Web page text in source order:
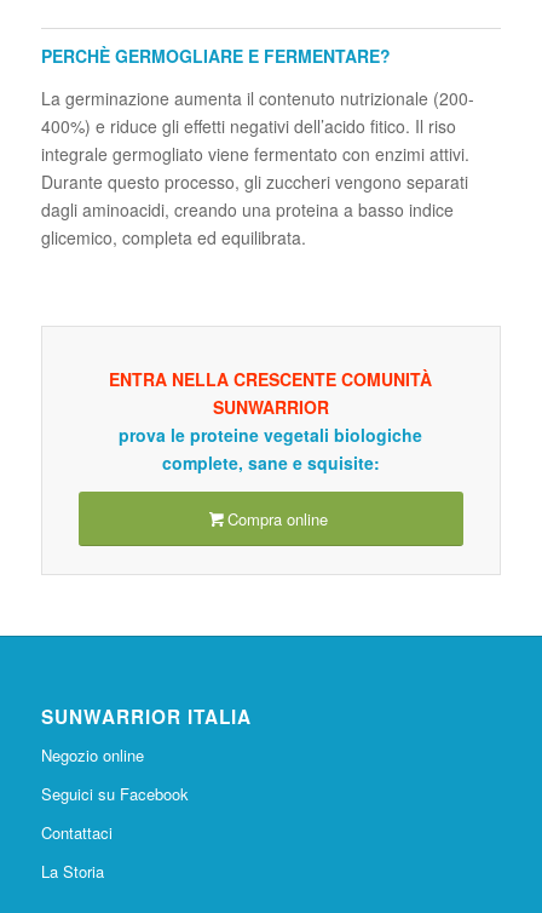
PERCHÈ GERMOGLIARE E FERMENTARE?
La germinazione aumenta il contenuto nutrizionale (200-
400%) e riduce gli effetti negativi dell’acido fitico. Il riso
integrale germogliato viene fermentato con enzimi attivi.
Durante questo processo, gli zuccheri vengono separati
dagli aminoacidi, creando una proteina a basso indice
glicemico, completa ed equilibrata.
ENTRA NELLA CRESCENTE COMUNITÀ
SUNWARRIOR
prova le proteine vegetali biologiche
complete, sane e squisite:
Compra online
SUNWARRIOR ITALIA
Negozio online
Seguici su Facebook
Contattaci
La Storia